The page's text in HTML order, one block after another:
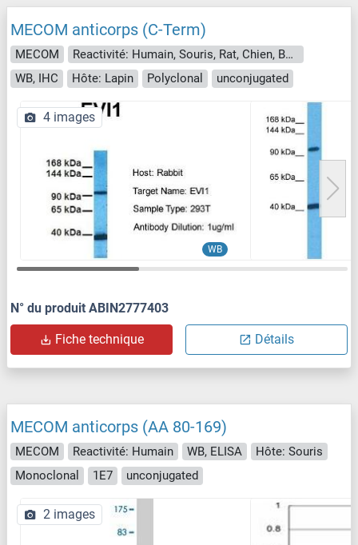
MECOM anticorps (C-Term)
MECOM
Reactivité: Humain, Souris, Rat, Chien, Boeuf (Vache), Cobaye, Cheval, Lapin
WB, IHC
Hôte: Lapin Polyclonal unconjugated
WB
4 images
N° du produit ABIN2777403
Fiche technique Détails
MECOM anticorps (AA 80-169)
MECOM Reactivité: Humain WB, ELISA
Hôte: Souris
Monoclonal
1E7 unconjugated
2 images